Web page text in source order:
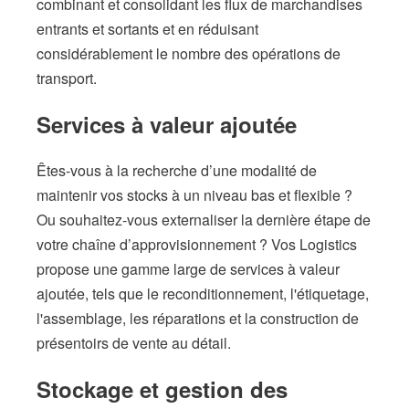
combinant et consolidant les flux de marchandises
entrants et sortants et en réduisant
considérablement le nombre des opérations de
transport.
Services à valeur ajoutée
Êtes-vous à la recherche d’une modalité de
maintenir vos stocks à un niveau bas et flexible ?
Ou souhaitez-vous externaliser la dernière étape de
votre chaîne d’approvisionnement ? Vos Logistics
propose une gamme large de services à valeur
ajoutée, tels que le reconditionnement, l'étiquetage,
l'assemblage, les réparations et la construction de
présentoirs de vente au détail.
Stockage et gestion des